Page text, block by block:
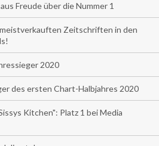
Freude über die Nummer 1
Zeitschriften in den
2020
des ersten Chart-Halbjahres 2020
Kitchen": Platz 1 bei Media